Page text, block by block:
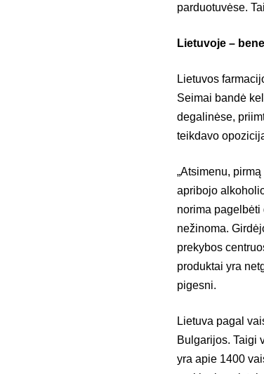
parduotuvėse.
Lietuvoje –
Lietuvos
Seimai bandė
degalinėse,
teikdavo
„Atsimenu,
apribojo
norima
nežinoma.
prekybos
produktai yra
pigesni.
Lietuva pagal
Bulgarijos. Taigi
yra apie 1400